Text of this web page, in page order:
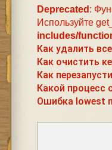
Deprecated :
Используйте
includes/
Как удалить
Как очистить
Как
Какой процесс
Ошибка lowest